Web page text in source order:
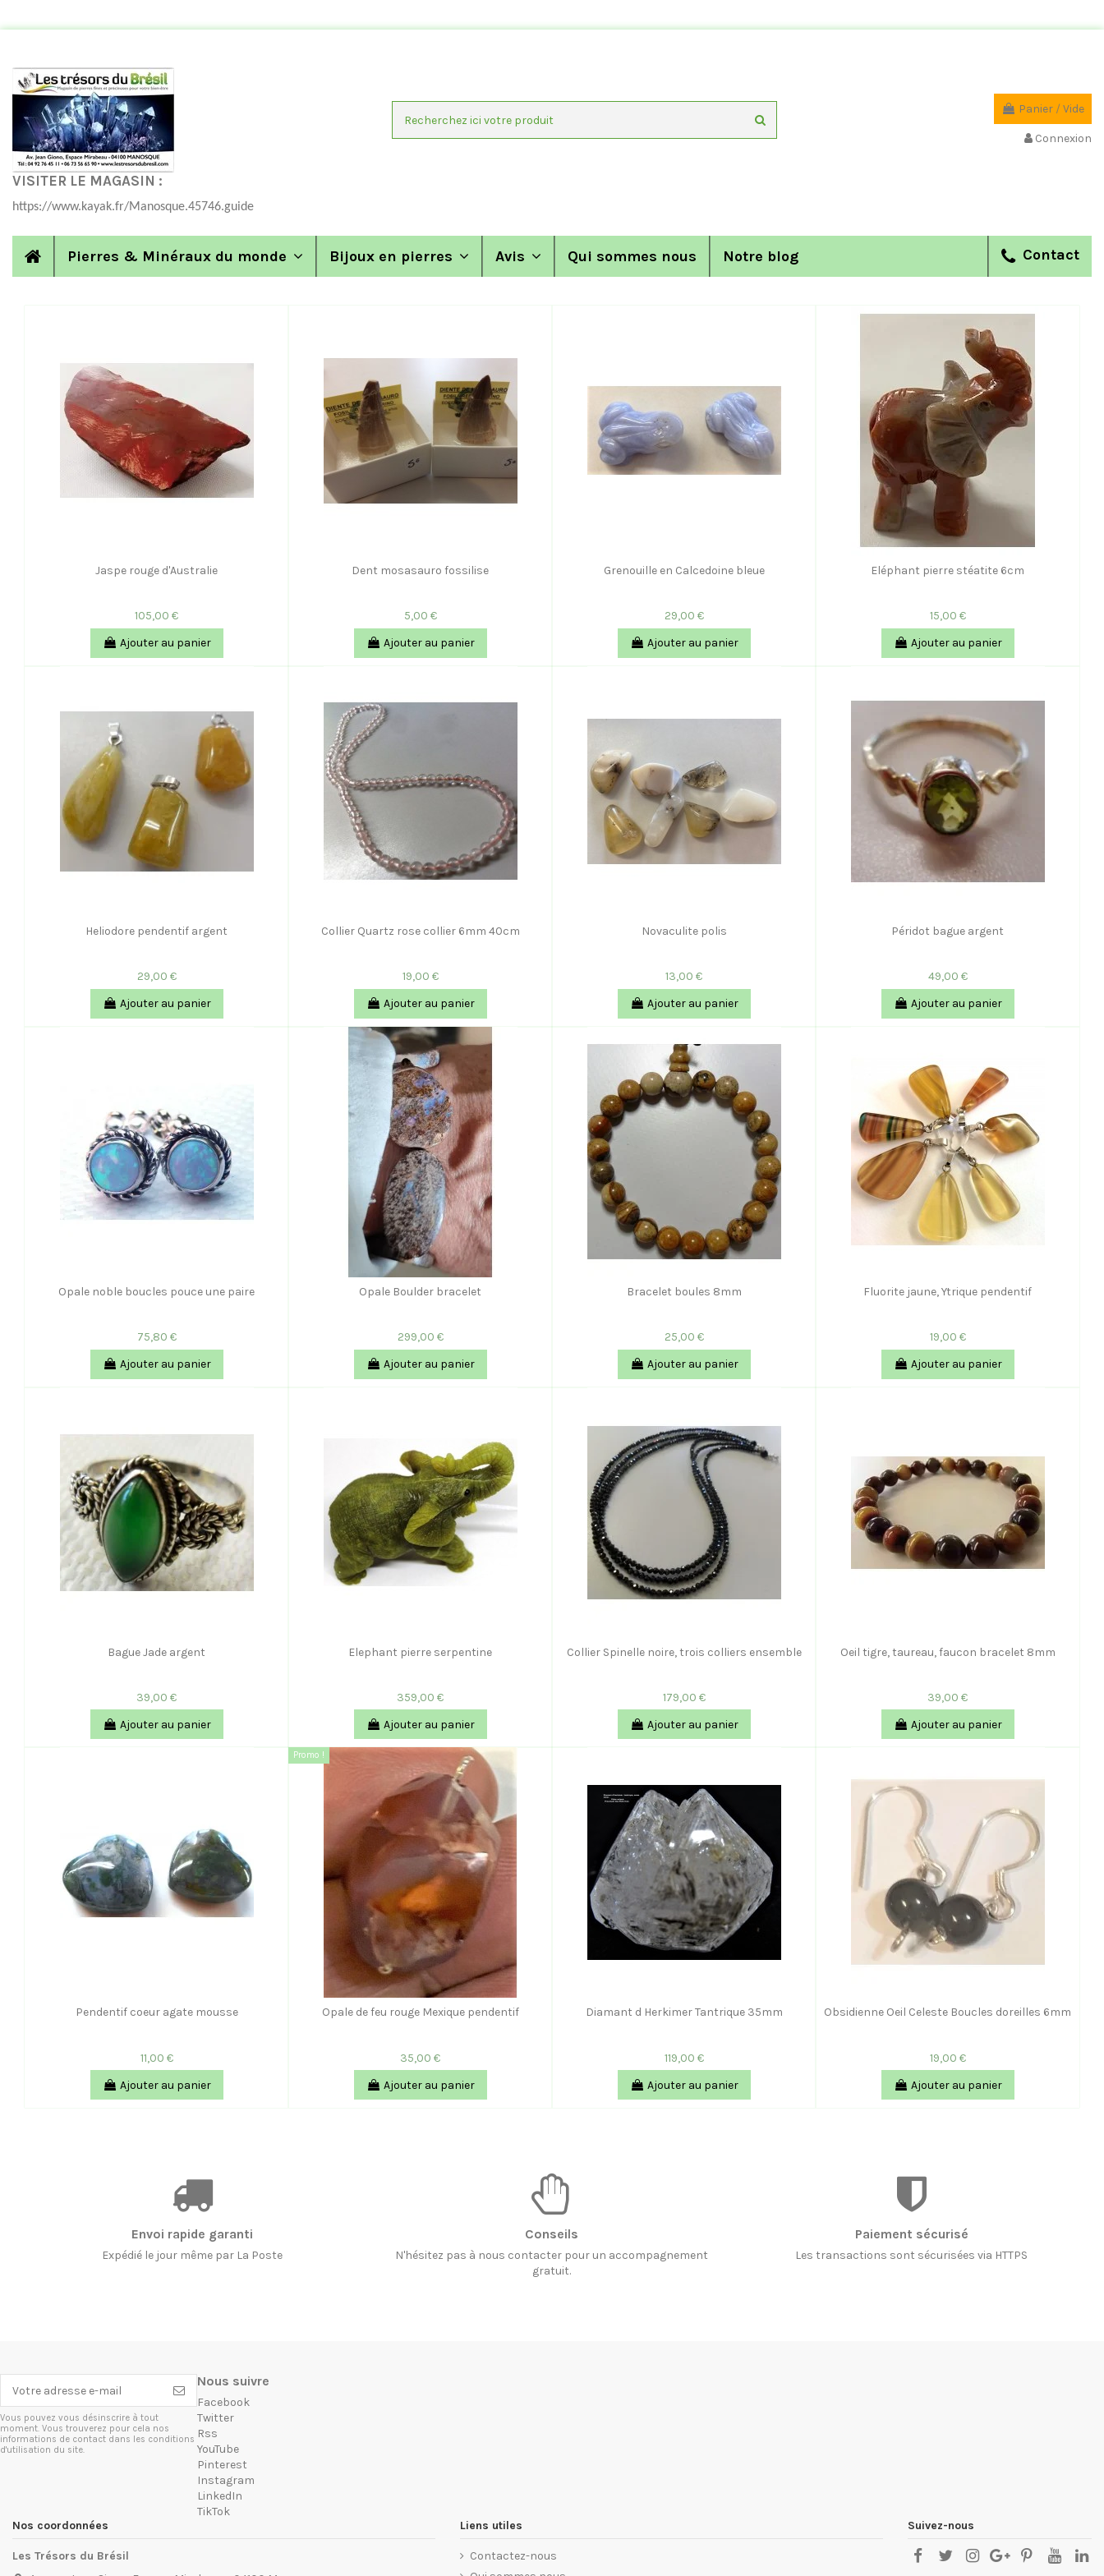
Panier / Vide
Connexion
VISITER LE MAGASIN :
https://www.kayak.fr/Manosque.45746.guide
Pierres & Minéraux du monde Bijoux en pierres Avis Contact
Qui sommes nous Notre blog
Jaspe rouge d'Australie
105,00 €
Ajouter au panier
Dent mosasauro fossilise
5,00 €
Ajouter au panier
Grenouille en Calcedoine bleue
29,00 €
Ajouter au panier
Eléphant pierre stéatite 6cm
15,00 €
Ajouter au panier
Heliodore pendentif argent
29,00 €
Ajouter au panier
Collier Quartz rose collier 6mm 40cm
19,00 €
Ajouter au panier
Novaculite polis
13,00 €
Ajouter au panier
Péridot bague argent
49,00 €
Ajouter au panier
Opale noble boucles pouce une paire
75,80 €
Ajouter au panier
Opale Boulder bracelet
299,00 €
Ajouter au panier
Bracelet boules 8mm
25,00 €
Ajouter au panier
Fluorite jaune, Ytrique pendentif
19,00 €
Ajouter au panier
Bague Jade argent
39,00 €
Ajouter au panier
Elephant pierre serpentine
359,00 €
Ajouter au panier
Collier Spinelle noire, trois colliers ensemble
179,00 €
Ajouter au panier
Oeil tigre, taureau, faucon bracelet 8mm
39,00 €
Ajouter au panier
Pendentif coeur agate mousse
11,00 €
Ajouter au panier
Promo !
Opale de feu rouge Mexique pendentif
35,00 €
Ajouter au panier
Diamant d Herkimer Tantrique 35mm
119,00 €
Ajouter au panier
Obsidienne Oeil Celeste Boucles doreilles 6mm
19,00 €
Ajouter au panier
Envoi rapide garanti
Expédié le jour même par La Poste
Conseils
N'hésitez pas à nous contacter pour un accompagnement
gratuit.
Paiement sécurisé
Les transactions sont sécurisées via HTTPS
Vous pouvez vous désinscrire à tout
moment. Vous trouverez pour cela nos
informations de contact dans les conditions
d'utilisation du site.
Nous suivre
Facebook
Twitter
Rss
YouTube
Pinterest
Instagram
LinkedIn
TikTok
Nos coordonnées
Les Trésors du Brésil
Liens utiles
Contactez-nous
Suivez-nous